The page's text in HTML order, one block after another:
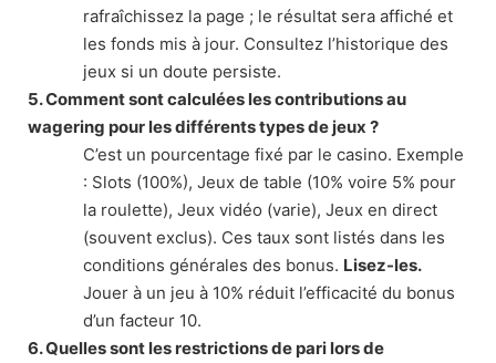
rafraîchissez la page ; le résultat sera affiché et
les fonds mis à jour. Consultez l’historique des
jeux si un doute persiste.
5. Comment sont calculées les contributions au
wagering pour les différents types de jeux ?
C’est un pourcentage fixé par le casino. Exemple
: Slots (100%), Jeux de table (10% voire 5% pour
la roulette), Jeux vidéo (varie), Jeux en direct
(souvent exclus). Ces taux sont listés dans les
conditions générales des bonus. Lisez-les.
Jouer à un jeu à 10% réduit l’efficacité du bonus
d’un facteur 10.
6. Quelles sont les restrictions de pari lors de